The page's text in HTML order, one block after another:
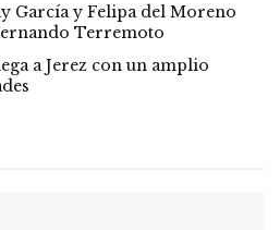
García y Felipa del Moreno
Terremoto
a Jerez con un amplio